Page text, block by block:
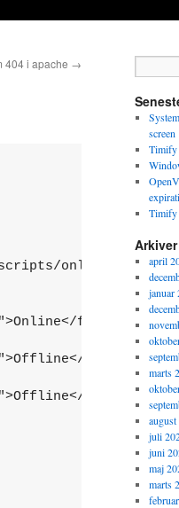
404 i apache →
font></b>";
font></b>";
font></b>";
screen
Timify
Timify
Arkiver
april
januar
marts
juli
juni
maj
marts